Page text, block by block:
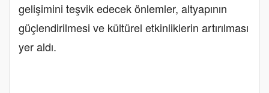
gelişimini teşvik edecek önlemler, altyapının
güçlendirilmesi ve kültürel etkinliklerin artırılması
yer aldı.